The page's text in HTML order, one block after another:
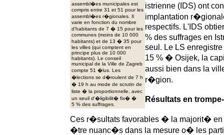
assembl�es municipales est
compris entre 31 et 51 pour les
assembl�es r�gionales. Il
varie en fonction du nombre
d'habitants de 7 � 15 pour les
communes (moins de 10 000
habitants) et de 13 � 35 pour
les villes (qui comptent en
principe plus de 10 000
habitants). Le conseil
municipal de la Ville de Zagreb
compte 51 �lus. Les
�lections se d�roulent de 7 h
� 19 h au mode de scrutin de
liste � la proportionnelle, avec
un seuil d'�ligibilit� fix� �
5 % des suffrages.
istrienne (IDS) ont
implantation
respectifs. L'IDS
% des suffrages en
seul. Le LS
15 % � Osijek, la
aussi bien dans la
r�gion.
Résultats en
Ces r�sultats favorables � la majorit� en
�tre nuanc�s dans la mesure o� les